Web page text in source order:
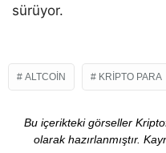
sürüyor.
ALTCOIN KRIPTO PARA
Bu içerikteki görseller
olarak hazırlanmıştır.